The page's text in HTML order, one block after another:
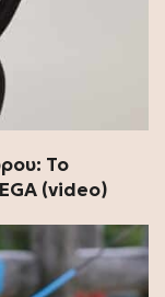
Το
(video)